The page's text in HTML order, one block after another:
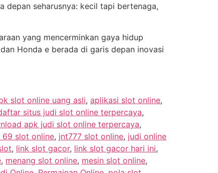
depan seharusnya: kecil tapi bertenaga,
yang mencerminkan gaya hidup
Honda e berada di garis depan inovasi
slot online uang asli, aplikasi slot online,
situs judi slot online terpercaya,
apk judi slot online terpercaya,
69 slot online, jnt777 slot online, judi online
, link slot gacor, link slot gacor hari ini,
, menang slot online, mesin slot online,